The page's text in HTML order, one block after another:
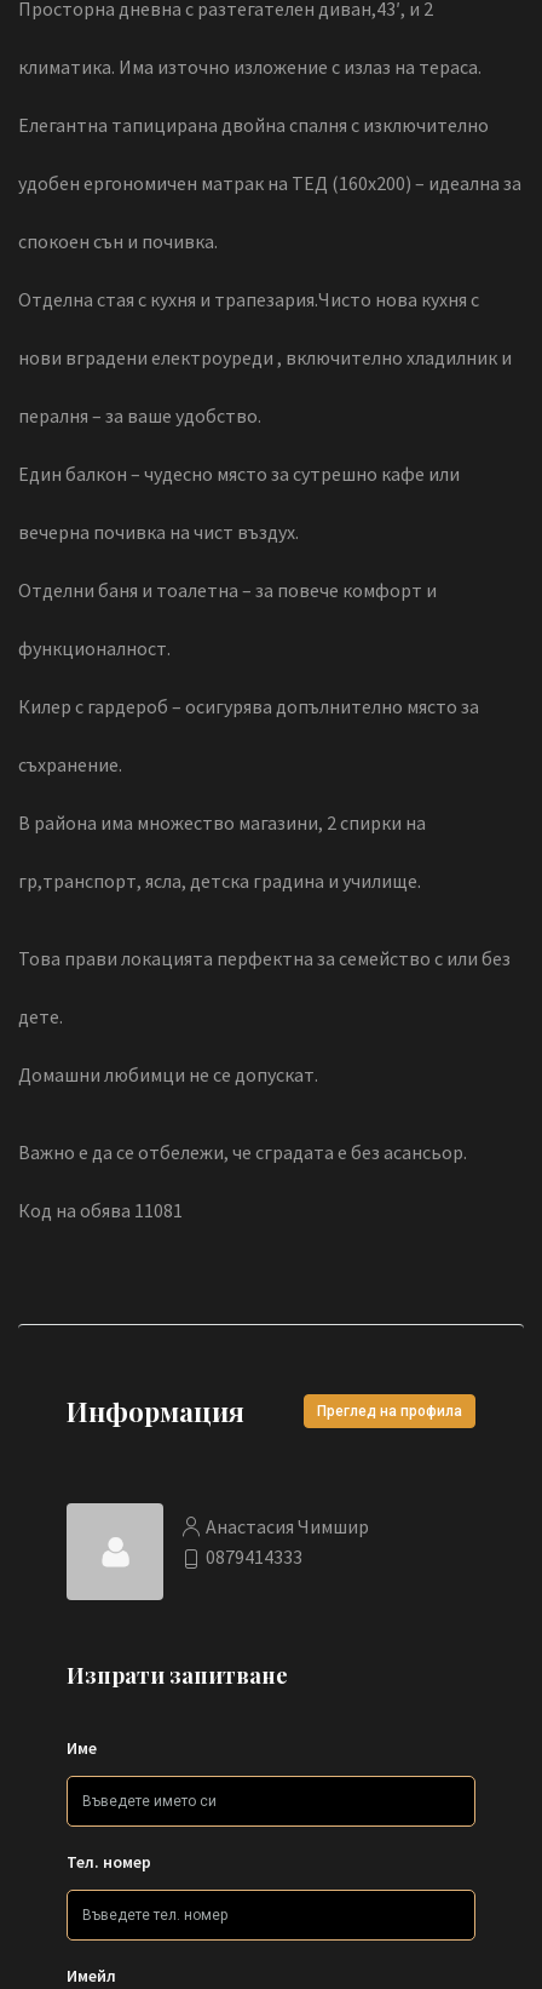
Просторна дневна с разтегателен диван,43′, и 2
климатика. Има източно изложение с излаз на тераса.
Елегантна тапицирана двойна спалня с изключително
удобен ергономичен матрак на ТЕД (160х200) – идеална за
спокоен сън и почивка.
Отделна стая с кухня и трапезария.Чисто нова кухня с
нови вградени електроуреди , включително хладилник и
пералня – за ваше удобство.
Един балкон – чудесно място за сутрешно кафе или
вечерна почивка на чист въздух.
Отделни баня и тоалетна – за повече комфорт и
функционалност.
Килер с гардероб – осигурява допълнително място за
съхранение.
В района има множество магазини, 2 спирки на
гр,транспорт, ясла, детска градина и училище.
Това прави локацията перфектна за семейство с или без
дете.
Домашни любимци не се допускат.
Важно е да се отбележи, че сградата е без асансьор.
Код на обява 11081
Информация Преглед на профила
Анастасия Чимшир
0879414333
Изпрати запитване
Име
Тел. номер
Имейл